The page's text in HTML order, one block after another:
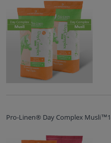
Pro-Linen® Day Complex